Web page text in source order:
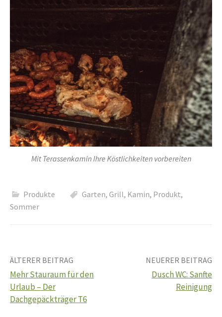
Mit Terassenkamin Ihre Köstlichkeiten vorbereiten
Produkte Garten, Grill, Kamin, Produkt,
Sommer
Beitrags-
Navigation
ÄLTERER BEITRAG
Mehr Stauraum für den
Urlaub – Der
Dachgepäckträger T6
NEUERER BEITRAG
Dusch WC: Sanfte
Reinigung